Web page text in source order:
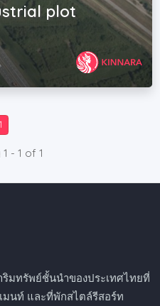
plot
1
- 1 of 1
มทรัพย์ชั้นนำของประเทศไทยที่
มนท์ และที่พักสไตล์รีสอร์ท